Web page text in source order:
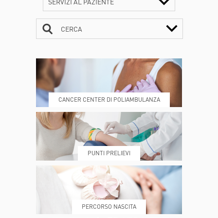
DOVE SIAMO ESAMI E VISITE
PRENOTA MY POLI
CERCA
CANCER CENTER DI POLIAMBULANZA
PUNTI PRELIEVI
PERCORSO NASCITA